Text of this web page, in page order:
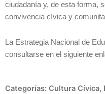
ciudadanía y, de esta forma,
convivencia cívica y
La Estrategia Nacional de
consultarse en el siguiente
Categorías: Cultura Cívica,